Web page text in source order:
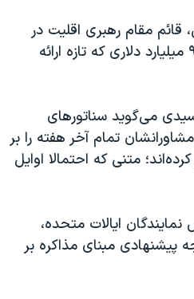
قائم مقام رهبری اقلیت در
سنا، از کمک پیشنهادی ۹۰۸ میلیارد دلاری که تازه ارائه
می‌گوید سناتورهای
تمام آخر هفته را بر
متنی که احتمالا اوایل
ایالات متحده،
پیشنهادی مبنای مذاکره بر